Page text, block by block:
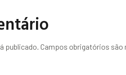
publicado. Campos obrigatórios são